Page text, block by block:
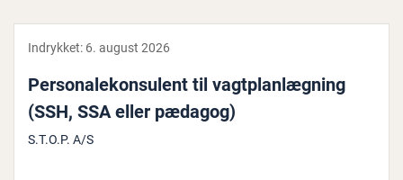
Indrykket: 6. august 2026
Per­so­na­le­kon­su­lent til vagt­plan­læg­ning
(SSH, SSA eller pædagog)
S.T.O.P. A/S